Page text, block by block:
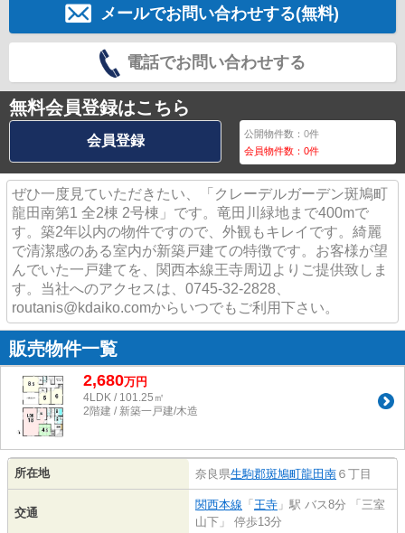
メールでお問い合わせする(無料)
電話でお問い合わせする
無料会員登録はこちら
会員登録 公開物件数：0件
会員物件数：0件
ぜひ一度見ていただきたい、「クレーデルガーデン斑鳩町
龍田南第1 全2棟 2号棟」です。竜田川緑地まで400mで
す。築2年以内の物件ですので、外観もキレイです。綺麗
で清潔感のある室内が新築戸建ての特徴です。お客様が望
んでいた一戸建てを、関西本線王寺周辺よりご提供致しま
す。当社へのアクセスは、0745-32-2828、
routanis@kdaiko.comからいつでもご利用下さい。
販売物件一覧
2,680万円
4LDK / 101.25㎡
2階建 / 新築一戸建/木造
所在地 奈良県生駒郡斑鳩町龍田南 ６丁目
交通
関西本線 「 王寺 」駅 バス8分 「三室
山下」 停歩13分